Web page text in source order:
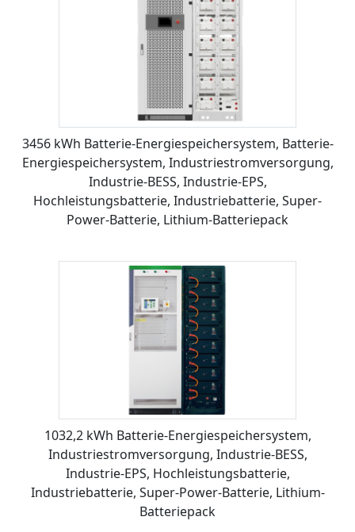
3456 kWh Batterie-Energiespeichersystem, Batterie-
Energiespeichersystem, Industriestromversorgung,
Industrie-BESS, Industrie-EPS,
Hochleistungsbatterie, Industriebatterie, Super-
Power-Batterie, Lithium-Batteriepack
1032,2 kWh Batterie-Energiespeichersystem,
Industriestromversorgung, Industrie-BESS,
Industrie-EPS, Hochleistungsbatterie,
Industriebatterie, Super-Power-Batterie, Lithium-
Batteriepack